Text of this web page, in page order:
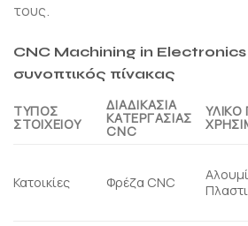
τους.
CNC Machining in
συνοπτικός πίνακας
ΤΎΠΟΣ
ΣΤΟΙΧΕΊΟΥ
ΔΙΑΔΙΚΑΣΊΑ
ΚΑΤΕΡΓΑΣΊΑΣ
CNC
ΥΛΙΚΌ
Κατοικίες Φρέζα CNC